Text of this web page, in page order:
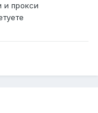
и прокси